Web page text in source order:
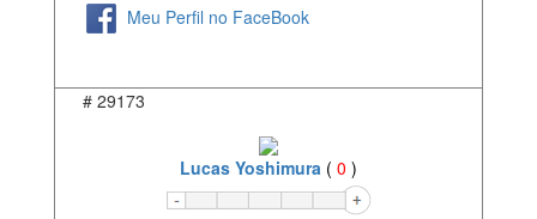
Meu Perfil no FaceBook
# 29173
Lucas Yoshimura ( 0 )